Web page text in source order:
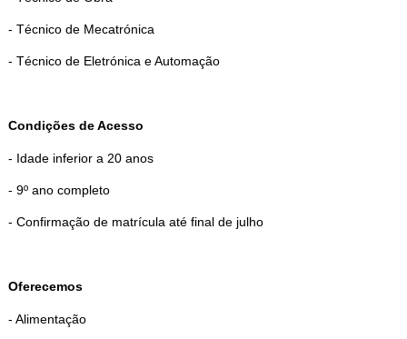
- Técnico de Mecatrónica
- Técnico de Eletrónica e Automação
Condições de Acesso
- Idade inferior a 20 anos
- 9º ano completo
- Confirmação de matrícula até final de julho
Oferecemos
- Alimentação